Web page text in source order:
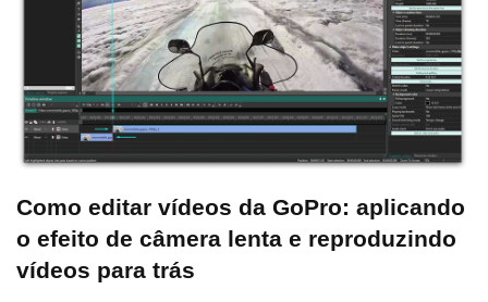
Como editar vídeos da GoPro: aplicando
o efeito de câmera lenta e reproduzindo
vídeos para trás